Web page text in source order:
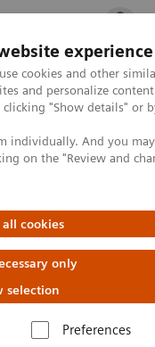
experience
cookies and other
and personalize
"Show details" or
individually. And you
on the "Review and
cookies
only
selection
Preferences
& formations
.via
ouvert